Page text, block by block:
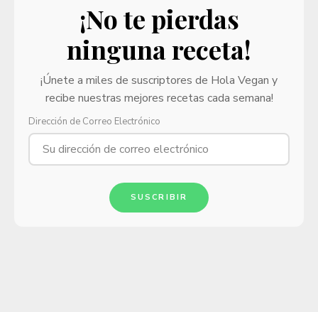
¡No te pierdas
ninguna receta!
¡Únete a miles de suscriptores de Hola Vegan y
recibe nuestras mejores recetas cada semana!
Dirección de Correo Electrónico
SUSCRIBIR